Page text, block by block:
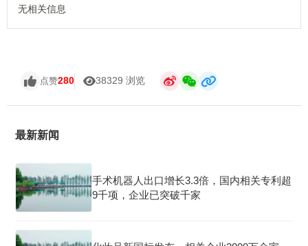
无相关信息
点赞280 38329 浏览
最新新闻
手术机器人出口增长3.3倍，国内相关专利超
9千项，企业已突破千家